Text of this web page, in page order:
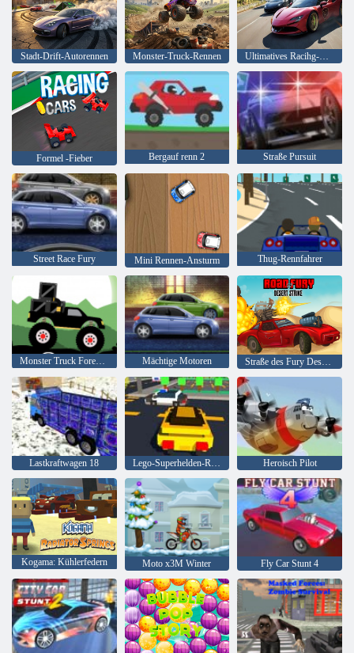
Stadt-Drift-Autorennen Monster-Truck-Rennen Ultimatives Racihg-Auto
Formel -Fieber Bergauf renn 2 Straße Pursuit
Street Race Fury Mini Rennen-Ansturm Thug-Rennfahrer
Monster Truck Forest-Lieferung Mächtige Motoren Straße des Fury Desert Strike
Lastkraftwagen 18 Lego-Superhelden-Rennen Heroisch Pilot
Kogama: Kühlerfedern Moto x3M Winter Fly Car Stunt 4